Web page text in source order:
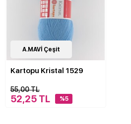
62Çeşit
A.MAVİ Çeşit
Kartopu Kristal 1529
55,00 TL
52,25 TL %5